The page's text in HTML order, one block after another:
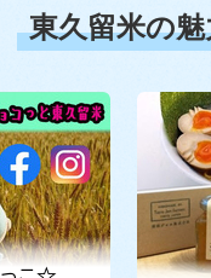
東久留米の